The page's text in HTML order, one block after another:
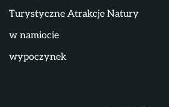
Turystyczne Atrakcje Natury
w namiocie
wypoczynek